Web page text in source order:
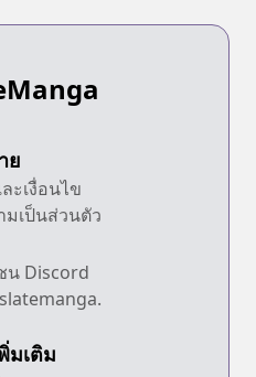
ย
ะเงื่อนไข
มเป็นส่วนตัว
น Discord
มเติม